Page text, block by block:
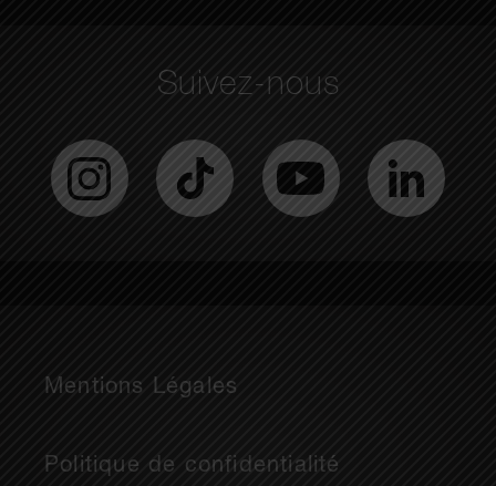
Suivez-nous
Mentions Légales
Politique de confidentialité